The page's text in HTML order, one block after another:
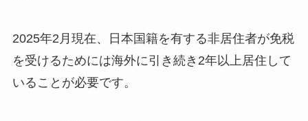
2025年2月現在、日本国籍を有する非居住者が免税
を受けるためには海外に引き続き2年以上居住して
いることが必要です。